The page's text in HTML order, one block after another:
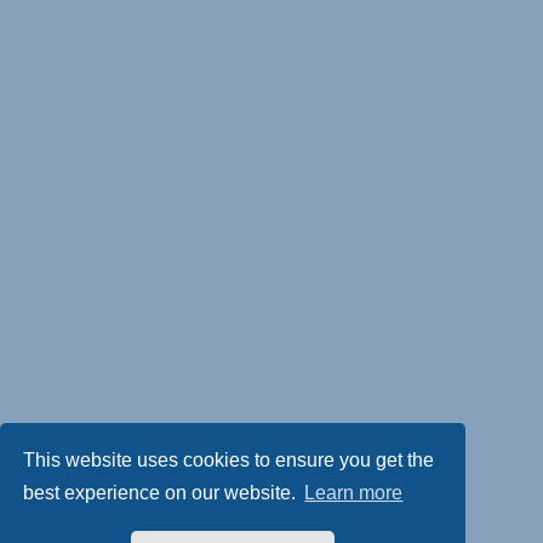
This website uses cookies to ensure you get the
best experience on our website.
Learn more